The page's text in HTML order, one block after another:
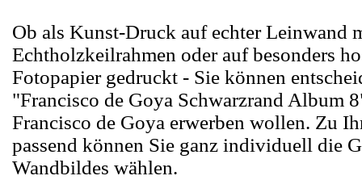
Ob als Kunst-Druck auf echter Leinwand
Echtholzkeilrahmen oder auf besonders
Fotopapier gedruckt - Sie können
"Francisco de Goya Schwarzrand Album
Francisco de Goya erwerben wollen. Zu
passend können Sie ganz individuell die
Wandbildes wählen.